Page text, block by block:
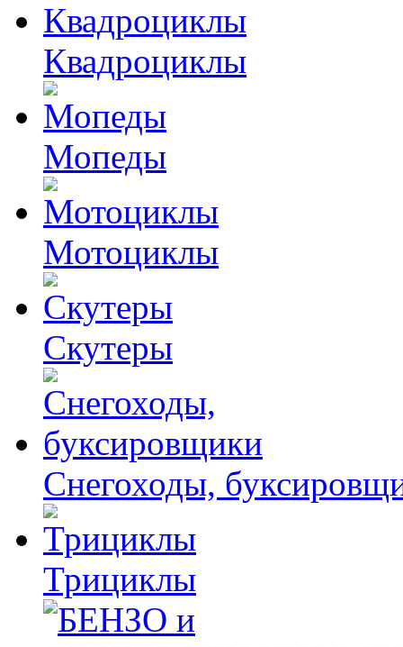
Квадроциклы
Мопеды
Мотоциклы
Скутеры
Снегоходы,
Трициклы